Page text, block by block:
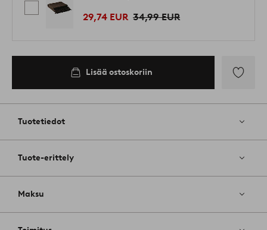
29,74 EUR 34,99 EUR
Lisää ostoskoriin
Tuotetiedot
Tuote-erittely
Maksu